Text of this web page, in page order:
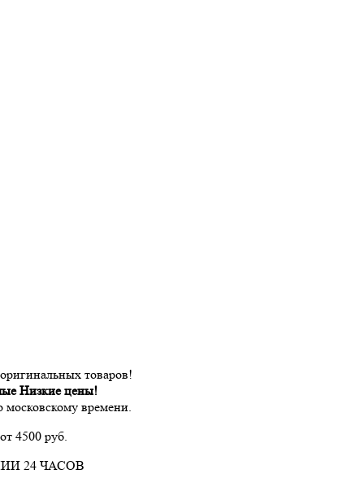
товаров!
Низкие цены!
московскому времени.
4500 руб.
24 ЧАСОВ